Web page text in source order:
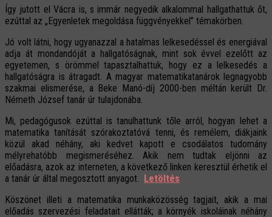
Így jutott el Vácra is, s immár negyedik alkalommal hallgathattuk őt,
ezúttal az „Egyenletek megoldása függvényekkel” témakörben.
Jó volt látni, hogy ugyanazzal a hatalmas lelkesedéssel és energiával
adja át mondandóját a hallgatóságnak, mint sok évvel ezelőtt az
egyetemen, s örömmel tapasztalhattuk, hogy ez a lelkesedés a
hallgatóságra is átragadt. A magyar matematikatanárok legnagyobb
szakmai elismerése, a Beke Manó-díj 2000-ben méltán került Dr.
Németh József tanár úr tulajdonába.
Mi, pedagógusok ezúttal is tanulhattunk tőle arról, hogyan lehet a
matematika tanítását szórakoztatóvá tenni, és remélem, diákjaink
közül akad néhány, aki kedvet kapott e csodálatos tudomány
mélyrehatóbb megismeréséhez. Akik nem tudtak eljönni az
előadásra, azok az interneten, a következő linken keresztül érhetik el
a tanár úr által megosztott anyagot.
Letöltés
Köszönet illeti a matematika munkaközösség tagjait, akik a mai
előadás szervezési feladatait ellátták; a környék iskoláinak néhány